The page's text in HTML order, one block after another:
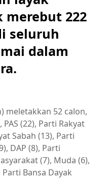
222
seluruh
dalam
meletakkan 52 calon,
(22), Parti Rakyat
Sabah (13), Parti
DAP (8), Parti
(7), Muda (6),
Bansa Dayak